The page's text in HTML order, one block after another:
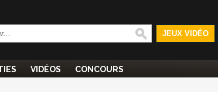
JEUX VIDÉO
VIDÉOS CONCOURS